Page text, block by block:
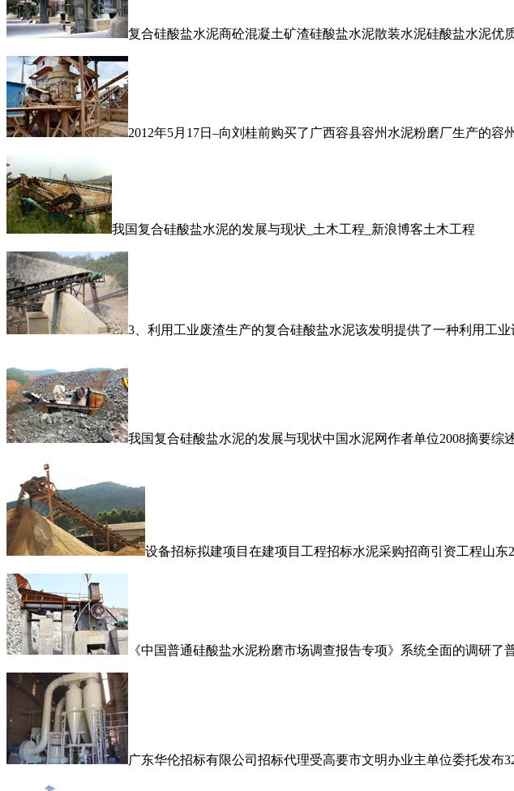
复合硅酸盐水泥商砼混凝土矿渣硅酸盐水泥散装水泥硅酸盐水泥
2012年5月17日–向刘桂前购买了广西容县容州水泥粉磨厂生产的
我国复合硅酸盐水泥的发展与现状_土木工程_新浪博客土木工程
3、利用工业废渣生产的复合硅酸盐水泥该发明提供了一种利用工
我国复合硅酸盐水泥的发展与现状中国水泥网作者单位2008摘要
设备招标拟建项目在建项目工程招标水泥采购招商引资工程山
《中国普通硅酸盐水泥粉磨市场调查报告专项》系统全面的调研
广东华伦招标有限公司招标代理受高要市文明办业主单位委托发